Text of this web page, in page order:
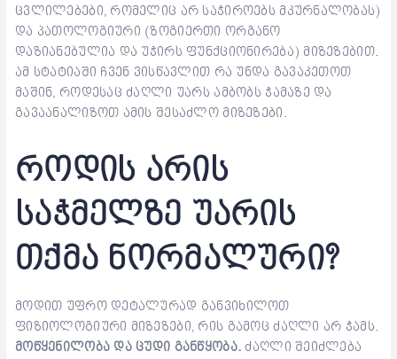
ცვლილებები, რომელიც არ საჭიროებს მკურნალობას)
და პათოლოგიური (ზოგიერთი ორგანო
დაზიანებულია და უჭირს ფუნქციონირება) მიზეზებით.
ამ სტატიაში ჩვენ ვისწავლით რა უნდა გავაკეთოთ
მაშინ, როდესაც ძაღლი უარს ამბობს ჭამაზე და
გავაანალიზოთ ამის შესაძლო მიზეზები.
როდის არის
საჭმელზე უარის
თქმა ნორმალური?
მოდით უფრო დეტალურად განვიხილოთ
ფიზიოლოგიური მიზეზები, რის გამოც ძაღლი არ ჭამს.
მოწყენილობა და ცუდი განწყობა. ძაღლი შეიძლება